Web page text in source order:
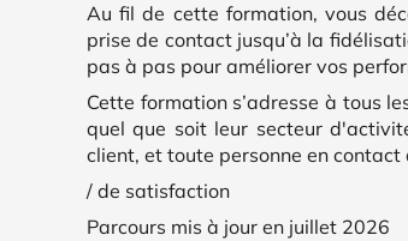
Au fil de cette formation, vous
prise de contact jusqu’à la
pas à pas pour améliorer vos
Cette formation s’adresse à tous
quel que soit leur secteur
client, et toute personne en
/ de satisfaction
Parcours mis à jour en juillet 2026